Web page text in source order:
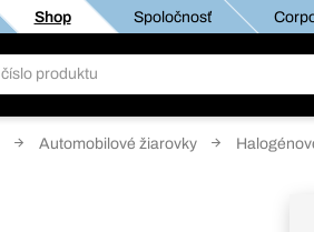
Shop Spoločnosť
Automobilové žiarovky